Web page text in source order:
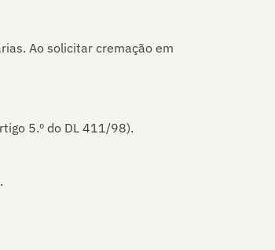
Ao solicitar cremação em
5.º do DL 411/98).